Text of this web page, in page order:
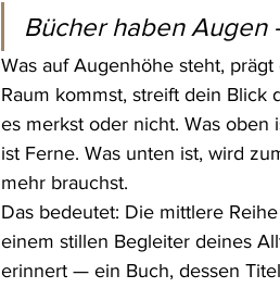
Bücher haben
Was auf Augenhöhe steht,
Raum kommst, streift dein Blick
es merkst oder nicht. Was oben
ist Ferne. Was unten ist, wird
mehr brauchst.
Das bedeutet: Die mittlere
einem stillen Begleiter deines
erinnert — ein Buch, dessen